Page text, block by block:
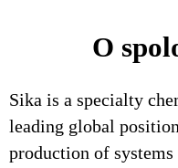
O
Sika is a specialty
leading global
production of